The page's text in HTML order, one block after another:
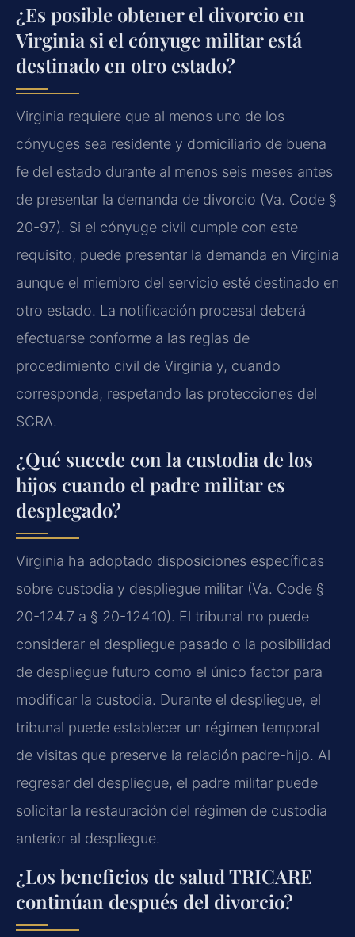
¿Es posible obtener el divorcio en
Virginia si el cónyuge militar está
destinado en otro estado?
Virginia requiere que al menos uno de los
cónyuges sea residente y domiciliario de buena
fe del estado durante al menos seis meses antes
de presentar la demanda de divorcio (Va. Code §
20-97). Si el cónyuge civil cumple con este
requisito, puede presentar la demanda en Virginia
aunque el miembro del servicio esté destinado en
otro estado. La notificación procesal deberá
efectuarse conforme a las reglas de
procedimiento civil de Virginia y, cuando
corresponda, respetando las protecciones del
SCRA.
¿Qué sucede con la custodia de los
hijos cuando el padre militar es
desplegado?
Virginia ha adoptado disposiciones específicas
sobre custodia y despliegue militar (Va. Code §
20-124.7 a § 20-124.10). El tribunal no puede
considerar el despliegue pasado o la posibilidad
de despliegue futuro como el único factor para
modificar la custodia. Durante el despliegue, el
tribunal puede establecer un régimen temporal
de visitas que preserve la relación padre-hijo. Al
regresar del despliegue, el padre militar puede
solicitar la restauración del régimen de custodia
anterior al despliegue.
¿Los beneficios de salud TRICARE
continúan después del divorcio?